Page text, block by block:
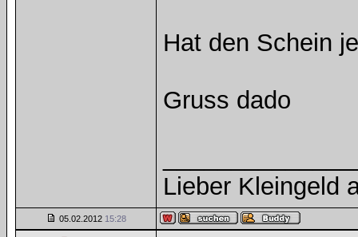
Hat den Schein
Gruss dado
Lieber Kleingeld
05.02.2012 15:28